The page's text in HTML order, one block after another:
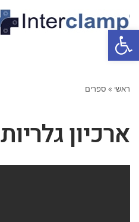
ראשי » ספרים
ארכיון גלריות
פתח סרגל נגישות